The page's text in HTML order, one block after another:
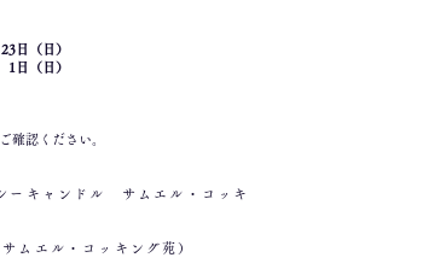
日（日）
月 1日（日）
確認ください。
ャンドル サムエル・コッキ
ムエル・コッキング苑）